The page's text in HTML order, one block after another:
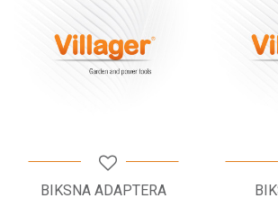
BIKSNA ADAPTERA